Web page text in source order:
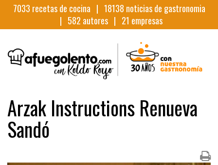
7033 recetas de cocina | 18138 noticias de gastronomia
| 582 autores | 21 empresas
Arzak Instructions Renueva
Sandó